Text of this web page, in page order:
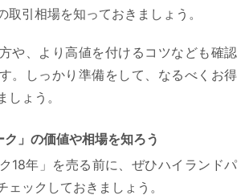
取引相場を知っておきましょう。
や、より高値を付けるコツなども確認
。しっかり準備をして、なるべくお得
ょう。
ク」の価値や相場を知ろう
18年」を売る前に、ぜひハイランドパ
ェックしておきましょう。